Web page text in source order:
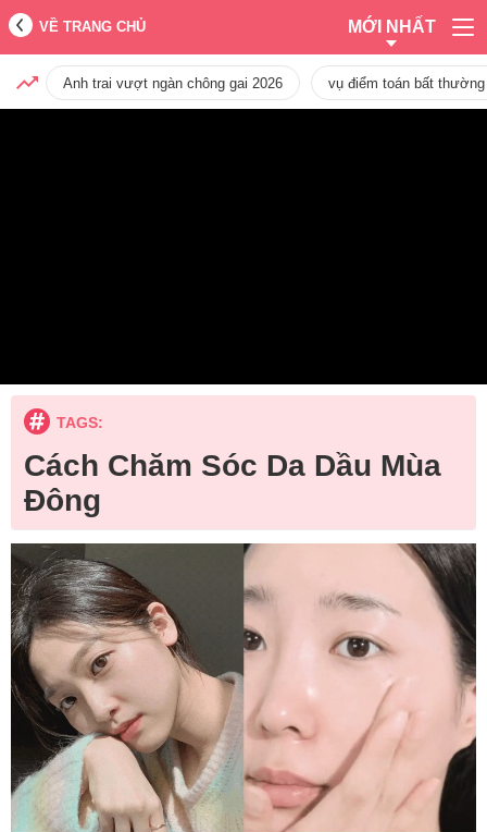
VỀ TRANG CHỦ MỚI NHẤT
Anh trai vượt ngàn chông gai 2026 vụ điểm toán bất
TAGS:
Cách Chăm Sóc Da Dầu Mùa
Đông